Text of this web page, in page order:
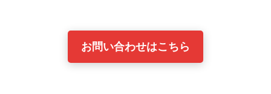
お問い合わせはこちら